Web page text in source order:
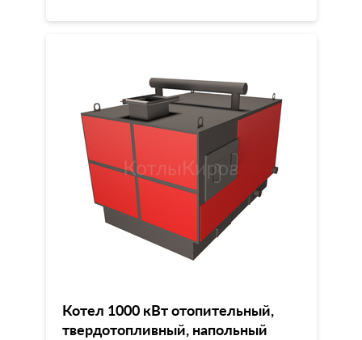
Котел 1000 кВт отопительный,
твердотопливный, напольный